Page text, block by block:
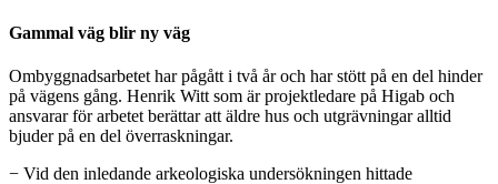
Gammal väg blir ny väg
Ombyggnadsarbetet har pågått i två år och har stött på en del hinder
på vägens gång. Henrik Witt som är projektledare på Higab och
ansvarar för arbetet berättar att äldre hus och utgrävningar alltid
bjuder på en del överraskningar.
− Vid den inledande arkeologiska undersökningen hittade